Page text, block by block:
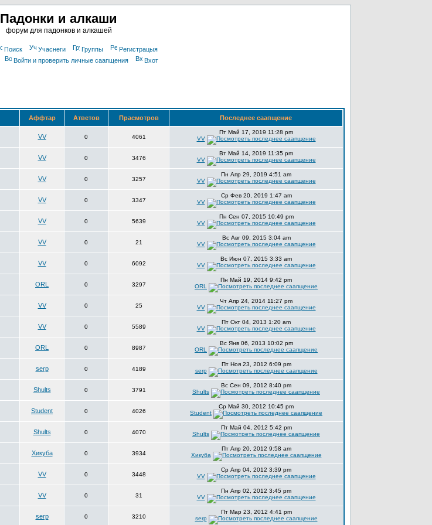
Падонки и алкаши
форум для падонков и алкашей
Поиск Учаснеги Группы
Регистрацыя
Войти и проверить личные саапщения Вхот
Аффтар Атветов Прасмотров Последнее саапщение
VV 0 4061
Пт Май 17, 2019 11:28 pm
VV
VV 0 3476
Вт Май 14, 2019 11:35 pm
VV
VV 0 3257
Пн Апр 29, 2019 4:51 am
VV
VV 0 3347
Ср Фев 20, 2019 1:47 am
VV
VV 0 5639
Пн Сен 07, 2015 10:49 pm
VV
VV 0 21
Вс Авг 09, 2015 3:04 am
VV
VV 0 6092
Вс Июн 07, 2015 3:33 am
VV
ORL 0 3297
Пн Май 19, 2014 9:42 pm
ORL
VV 0 25
Чт Апр 24, 2014 11:27 pm
VV
VV 0 5589
Пт Окт 04, 2013 1:20 am
VV
ORL 0 8987
Вс Янв 06, 2013 10:02 pm
ORL
serp 0 4189
Пт Ноя 23, 2012 6:09 pm
serp
Shults 0 3791
Вс Сен 09, 2012 8:40 pm
Shults
Student 0 4026
Ср Май 30, 2012 10:45 pm
Student
Shults 0 4070
Пт Май 04, 2012 5:42 pm
Shults
Хикуба 0 3934
Пт Апр 20, 2012 9:58 am
Хикуба
VV 0 3448
Ср Апр 04, 2012 3:39 pm
VV
VV 0 31
Пн Апр 02, 2012 3:45 pm
VV
serp 0 3210
Пт Мар 23, 2012 4:41 pm
serp